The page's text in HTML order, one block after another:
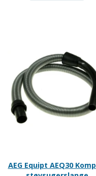
AEG Equipt AEQ30